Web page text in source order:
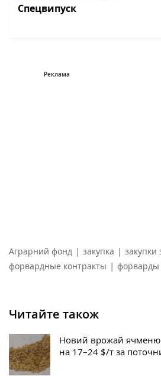
Спецвипуск
Аграрний фонд | закупка | закупки
форвардные контракты | форварды
Читайте також
Новий врожай ячменю
на 17–24 $/т за